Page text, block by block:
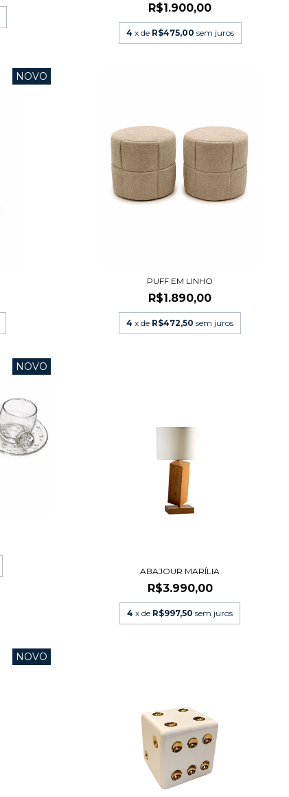
R$1.900,00
4 x de R$475,00 sem juros
NOVO
PUFF EM LINHO
R$1.890,00
4 x de R$472,50 sem juros
NOVO
ABAJOUR MARÍLIA
R$3.990,00
4 x de R$997,50 sem juros
NOVO